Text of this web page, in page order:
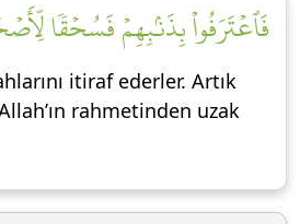
فَٱعۡتَرَفُواْ بِذَنۢبِهِمۡ فَسُحۡقٗا
itiraf ederler. Artık
rahmetinden uzak